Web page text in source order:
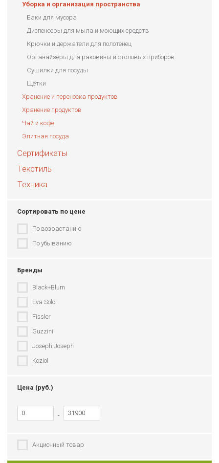
Уборка и организация пространства
Баки для мусора
Диспенсеры для мыла и моющих средств
Крючки и держатели для полотенец
Органайзеры для раковины и столовых приборов
Сушилки для посуды
Щётки
Хранение и переноска продуктов
Хранение продуктов
Чай и кофе
Элитная посуда
Сертификаты
Текстиль
Техника
Сортировать по цене
По возрастанию
По убыванию
Бренды
Black+Blum
Eva Solo
Fissler
Guzzini
Joseph Joseph
Koziol
Redecker
Riedel
Seletti
Цена (руб.)
-
Акционный товар